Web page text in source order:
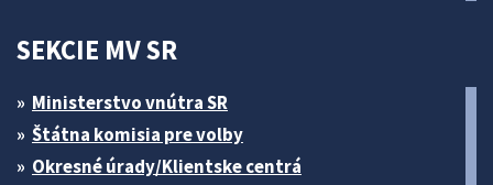
SEKCIE MV SR
Ministerstvo vnútra SR
Štátna komisia pre volby
Okresné úrady/Klientske centrá